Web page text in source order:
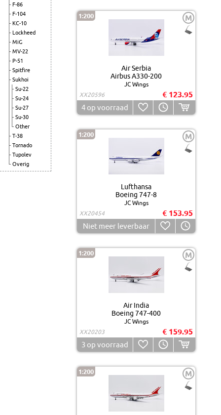
F-86
F-104
KC-10
Lockheed
MiG
MV-22
P-51
Spitfire
Sukhoi
Su-22
Su-24
Su-27
Su-30
Other
T-38
Tornado
Tupolev
Overig
1:200 M
Air Serbia
Airbus A330-200
JC Wings
XX20596
€ 123.95
4 op voorraad
1:200 M
Lufthansa
Boeing 747-8
JC Wings
XX20454
€ 153.95
Niet meer leverbaar
1:200 M
Air India
Boeing 747-400
JC Wings
XX20203
€ 159.95
3 op voorraad
1:200 M